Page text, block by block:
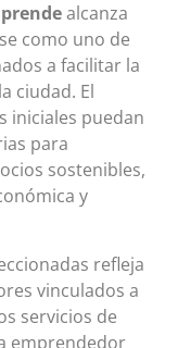
alcanza
como uno de
a facilitar la
ciudad. El
iniciales puedan
para
sostenibles,
y
refleja
vinculados a
servicios de
emprendedor